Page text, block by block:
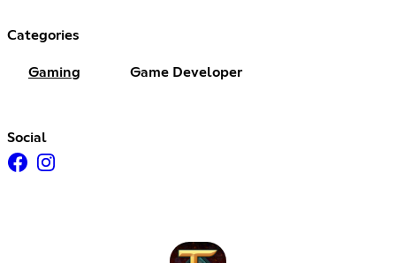
Categories
Gaming Game Developer
Social